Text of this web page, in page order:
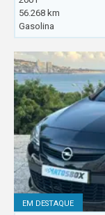
56.268 km
Gasolina
EM DESTAQUE